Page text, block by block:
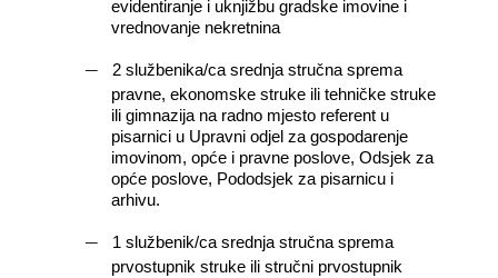
evidentiranje i uknjižbu gradske imovine i
vrednovanje nekretnina
―
2 službenika/ca srednja stručna sprema
pravne, ekonomske struke ili tehničke struke
ili gimnazija na radno mjesto referent u
pisarnici u Upravni odjel za gospodarenje
imovinom, opće i pravne poslove, Odsjek za
opće poslove, Pododsjek za pisarnicu i
arhivu.
―
1 službenik/ca srednja stručna sprema
prvostupnik struke ili stručni prvostupnik